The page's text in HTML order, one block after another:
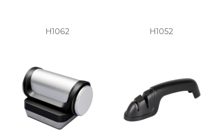
H1062 H1052